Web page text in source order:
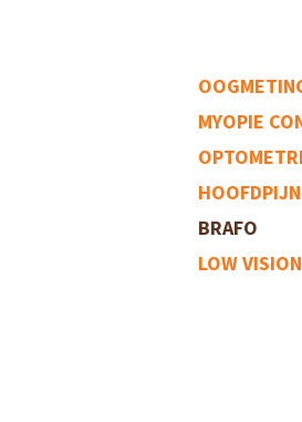
MYOPIE
HOOFDPIJN
BRAFO
LOW VISION